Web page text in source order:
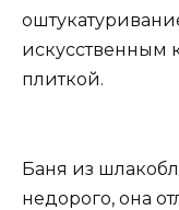
искусственным
плиткой.
Баня из
недорого, она